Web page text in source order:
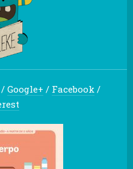
/ Google+ / Facebook /